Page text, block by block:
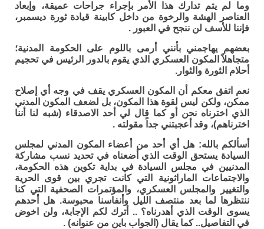
وما لم يتم تدارك هذا الأمر بإجراء جراحات عميقة، وإبعاد
العناصر الهشة والرخوة من داخل كابينة قيادة ثورة ديسمبر،
فإننا للأسف لن ننجح في العبور .
بعضهم يهاجمني بأنني أرمى باللوم على الحكومة المدنية؛
متجاهلاً المكون العسكري الذي يقوم بالدور الرئيس في تحجيم
أحلام الثورة والثوار.
نعم اتفق معكم أن المكون العسكري يقف في وجه أي إصلاح
ممكن، ولكن ليس لقوة هذا المكون، بل لضعف المكون المدني
الذي اخترناه نحن أو كما قال لي أحد الاصدقاء (شبه لنا أننا
اخترناهم)، وقد أعجبتني جداً مقولته .
أسألكم بالله: هل أي أحد من أعضاء المكون المدني لمجلس
السيادة يستحق الوقت الذي أضعناه في تحديد نسب مشاركة
المدنيين في مجلس السيادة في بداية تكوين هذه الحكومة،
والاجتماعات الماراثونية التي كانت تجري بين قوى الحرية
والتغيير والمجلس العسكري، والمؤتمرات الصحفية التي كنا
ننتظرها لما بعد منتصف الليل وأنفاسنا محبوسة. هل أحدهم
يسوى الوقت الذي أهدرناه؟ .. أترك لكم الإجابة، ولن اخوض
في التفاصيل.. كما يقال (الجواب باين من عنوانه) .